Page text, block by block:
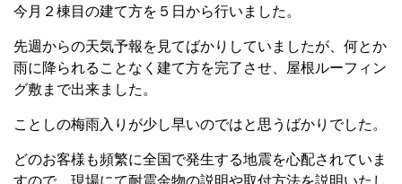
今月２棟目の建て方を５日から行いました。
先週からの天気予報を見てばかりしていましたが、何とか
雨に降られることなく建て方を完了させ、屋根ルーフィン
グ敷まで出来ました。
ことしの梅雨入りが少し早いのではと思うばかりでした。
どのお客様も頻繁に全国で発生する地震を心配されていま
すので、現場にて耐震金物の説明や取付方法を説明いたし